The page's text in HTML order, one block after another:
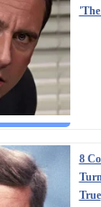
8
True